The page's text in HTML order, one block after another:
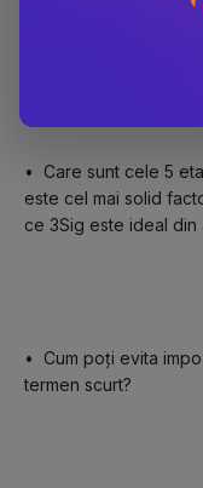
fondul de obligațiuni
•	Care sunt cele 5 etape ale procedurii trimestriale, care
este cel mai solid
•	Cum poți evita impozitul pe câștiguri de capital pe